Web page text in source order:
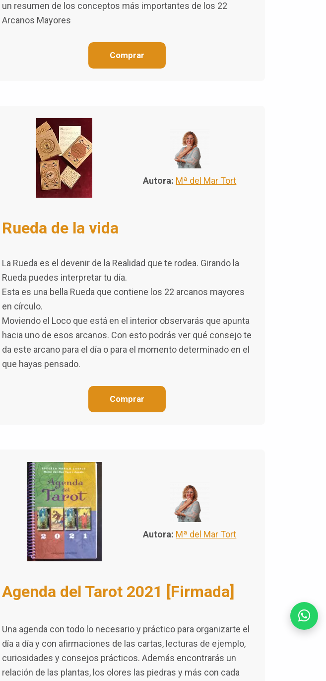
un resumen de los conceptos más importantes de los 22
Arcanos Mayores
Comprar
Autora: Mª del Mar Tort
Rueda de la vida
La Rueda es el devenir de la Realidad que te rodea. Girando la
Rueda puedes interpretar tu día.
Esta es una bella Rueda que contiene los 22 arcanos mayores
en círculo.
Moviendo el Loco que está en el interior observarás que apunta
hacia uno de esos arcanos. Con esto podrás ver qué consejo te
da este arcano para el día o para el momento determinado en el
que hayas pensado.
Comprar
Autora: Mª del Mar Tort
Agenda del Tarot 2021 [Firmada]
Una agenda con todo lo necesario y práctico para organizarte el
día a día y con afirmaciones de las cartas, lecturas de ejemplo,
curiosidades y consejos prácticos. Además encontrarás un
relación de las plantas, los olores las piedras y más con cada